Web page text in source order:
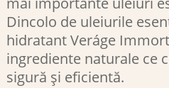
Dincolo de uleiurile
hidratant Veráge
ingrediente naturale ce
sigură și eficientă.